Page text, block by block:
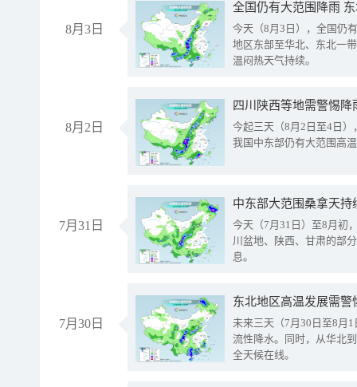
8月3日
全国仍有大范围降雨
今天（8月3日），全国仍
地区东部至华北、东北一
温闷热天气持续。
8月2日
今起三天（8月2日至4日
我国中东部仍有大范围高
7月31日
中东部大范围桑拿天
今天（7月31日）至8月初
川盆地、陕西、甘肃的部
息。
7月30日
东北地区高温发展需
未来三天（7月30日至8月
流性降水。同时，从华北
全天候在线。